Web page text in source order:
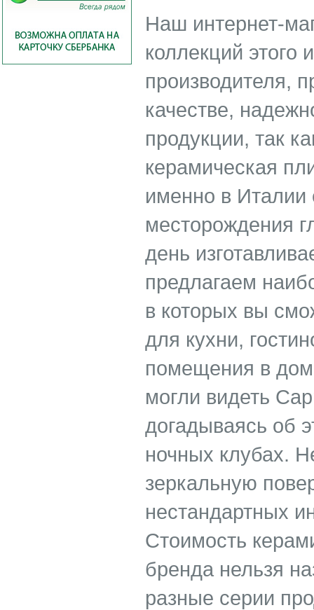
Наш интернет-
коллекций этого
производителя,
качестве,
продукции, так
керамическая
именно в
месторождения
день
предлагаем
в которых вы
для кухни,
помещения в
могли видеть
догадываясь об
ночных клубах.
зеркальную
нестандартных
Стоимость
бренда нельзя
разные серии